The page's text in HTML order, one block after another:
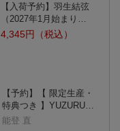
【入荷予約】羽生結弦
（2027年1月始まり…
4,345円（税込）
【予約】【 限定生産・
特典つき 】YUZURU…
能登 直